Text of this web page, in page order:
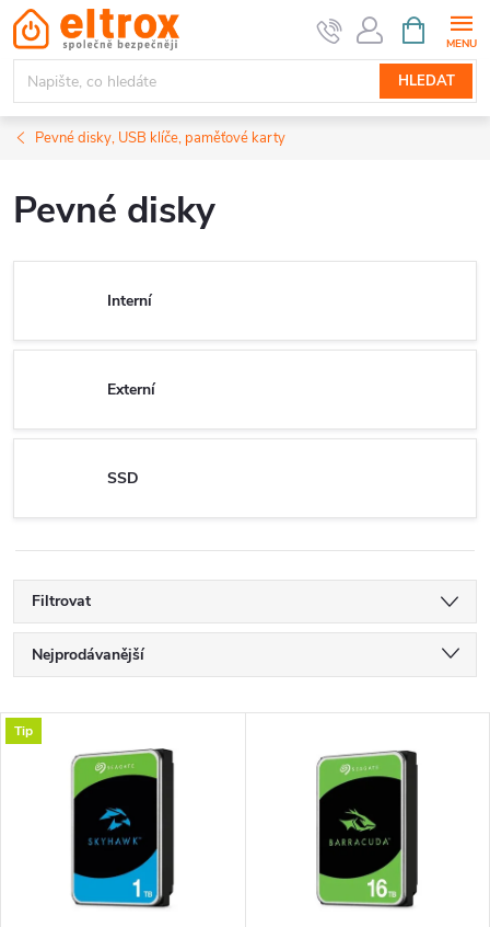
Přejít
na
obsah
HLEDAT
NÁKUPNÍ
KOŠÍK
Pevné disky, USB klíče, paměťové karty
Pevné disky
Interní
Externí
SSD
Filtrovat
Ř
a
Nejprodávanější
Nejdražší
Abecedně
V
Tip